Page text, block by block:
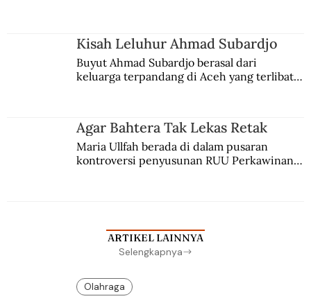
Kisah Leluhur Ahmad Subardjo
Buyut Ahmad Subardjo berasal dari
keluarga terpandang di Aceh yang terlibat
Agar Bahtera Tak Lekas Retak
Maria Ullfah berada di dalam pusaran
kontroversi penyusunan RUU Perkawinan.
ARTIKEL LAINNYA
Selengkapnya
Olahraga